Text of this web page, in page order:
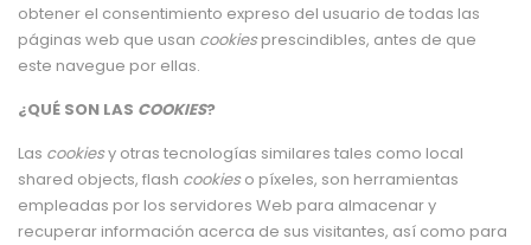
obtener el consentimiento expreso del usuario de todas las
páginas web que usan cookiesprescindibles, antes de que
este navegue por ellas.
¿QUÉ SON LAS COOKIES?
Las cookiesy otras tecnologías similares tales como local
shared objects, flash cookieso píxeles, son herramientas
empleadas por los servidores Web para almacenar y
recuperar información acerca de sus visitantes, así como para